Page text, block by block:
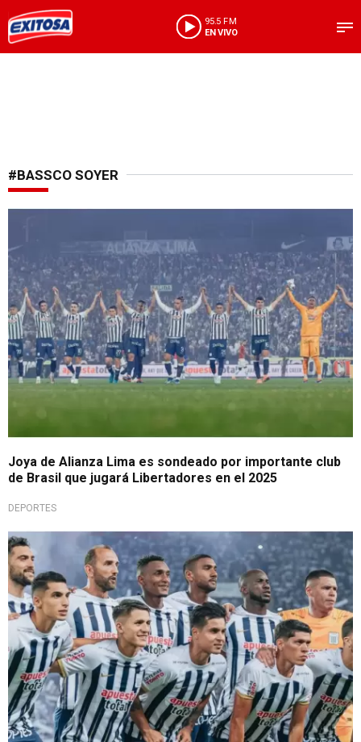
95.5 FM
EN VIVO
#BASSCO SOYER
Joya de Alianza Lima es sondeado por importante club
de Brasil que jugará Libertadores en el 2025
DEPORTES
¿Qué pasó?